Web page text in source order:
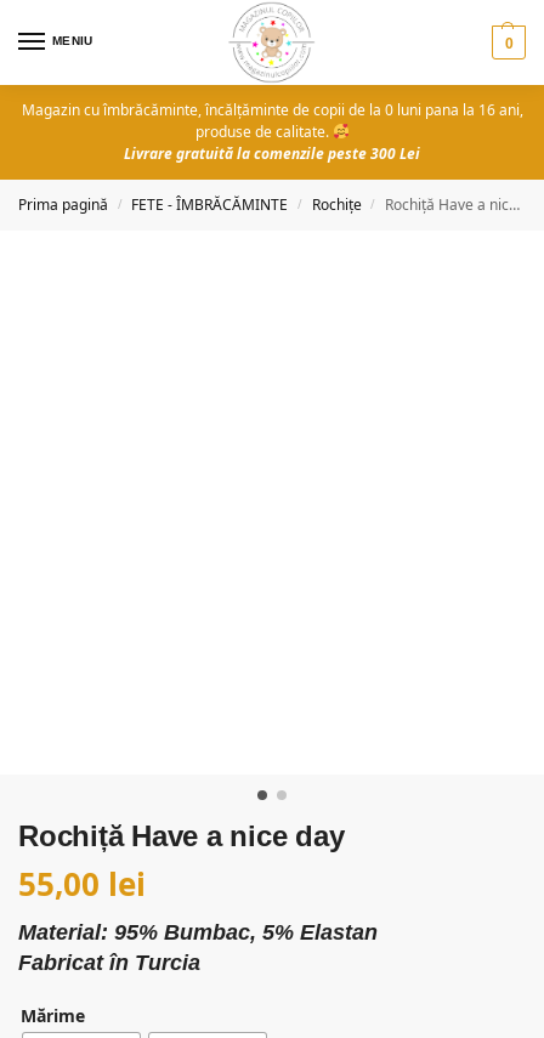
MENIU 0
Magazin cu îmbrăcăminte, încălțăminte de copii de la 0 luni pana la 16 ani,
produse de calitate.
Livrare gratuită la comenzile peste 300 Lei
Prima pagină / FETE - ÎMBRĂCĂMINTE / Rochițe / Rochiță Have a nice day
Rochiță Have a nice day
55,00 lei
Material: 95% Bumbac, 5% Elastan
Fabricat în Turcia
Mărime